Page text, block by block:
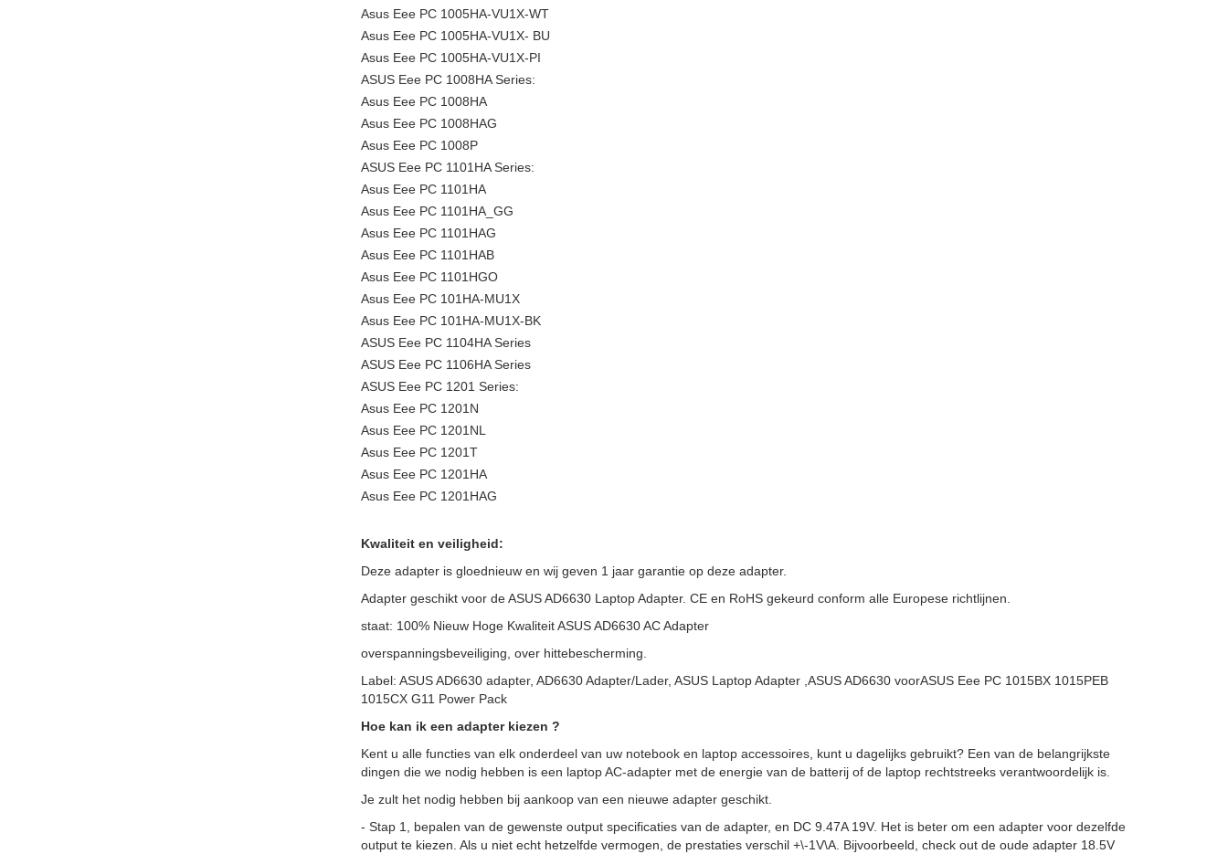
Asus Eee PC 1005HA-VU1X-WT
Asus Eee PC 1005HA-VU1X- BU
Asus Eee PC 1005HA-VU1X-PI
ASUS Eee PC 1008HA Series:
Asus Eee PC 1008HA
Asus Eee PC 1008HAG
Asus Eee PC 1008P
ASUS Eee PC 1101HA Series:
Asus Eee PC 1101HA
Asus Eee PC 1101HA_GG
Asus Eee PC 1101HAG
Asus Eee PC 1101HAB
Asus Eee PC 1101HGO
Asus Eee PC 101HA-MU1X
Asus Eee PC 101HA-MU1X-BK
ASUS Eee PC 1104HA Series
ASUS Eee PC 1106HA Series
ASUS Eee PC 1201 Series:
Asus Eee PC 1201N
Asus Eee PC 1201NL
Asus Eee PC 1201T
Asus Eee PC 1201HA
Asus Eee PC 1201HAG
Kwaliteit en veiligheid:
Deze adapter is gloednieuw en wij geven 1 jaar garantie op deze adapter.
Adapter geschikt voor de ASUS AD6630 Laptop Adapter. CE en RoHS gekeurd conform alle Europese richtlijnen.
staat: 100% Nieuw Hoge Kwaliteit ASUS AD6630 AC Adapter
overspanningsbeveiliging, over hittebescherming.
Label: ASUS AD6630 adapter, AD6630 Adapter/Lader, ASUS Laptop Adapter ,ASUS AD6630 voorASUS Eee PC 1015BX 1015PEB
1015CX G11 Power Pack
Hoe kan ik een adapter kiezen ?
Kent u alle functies van elk onderdeel van uw notebook en laptop accessoires, kunt u dagelijks gebruikt? Een van de belangrijkste
dingen die we nodig hebben is een laptop AC-adapter met de energie van de batterij of de laptop rechtstreeks verantwoordelijk is.
Je zult het nodig hebben bij aankoop van een nieuwe adapter geschikt.
- Stap 1, bepalen van de gewenste output specificaties van de adapter, en DC 9.47A 19V. Het is beter om een adapter voor dezelfde
output te kiezen. Als u niet echt hetzelfde vermogen, de prestaties verschil +\-1V\A. Bijvoorbeeld, check out de oude adapter 18.5V